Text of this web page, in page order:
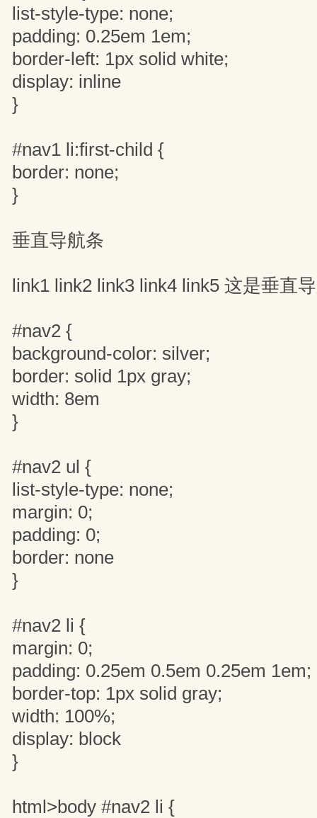
list-style-type: none;
padding: 0.25em 1em;
border-left: 1px solid white;
display: inline
}
#nav1 li:first-child {
border: none;
}
垂直导航条
link1 link2 link3 link4 link5 这是垂直
#nav2 {
background-color: silver;
border: solid 1px gray;
width: 8em
}
#nav2 ul {
list-style-type: none;
margin: 0;
padding: 0;
border: none
}
#nav2 li {
margin: 0;
padding: 0.25em 0.5em 0.25em 1em;
border-top: 1px solid gray;
width: 100%;
display: block
}
html>body #nav2 li {